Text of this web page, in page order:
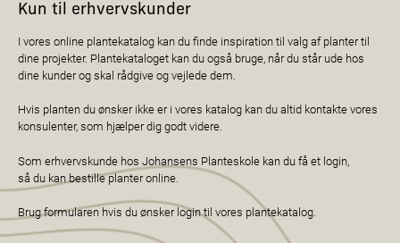
Kun til erhvervskunder
I vores online plantekatalog kan du finde inspiration til valg af planter til
dine projekter. Plantekataloget kan du også bruge, når du står ude hos
dine kunder og skal rådgive og vejlede dem.
Hvis planten du ønsker ikke er i vores katalog kan du altid kontakte vores
konsulenter, som hjælper dig godt videre.
Som erhvervskunde hos Johansens Planteskole kan du få et login,
så du kan bestille planter online.
Brug formularen hvis du ønsker login til vores plantekatalog.